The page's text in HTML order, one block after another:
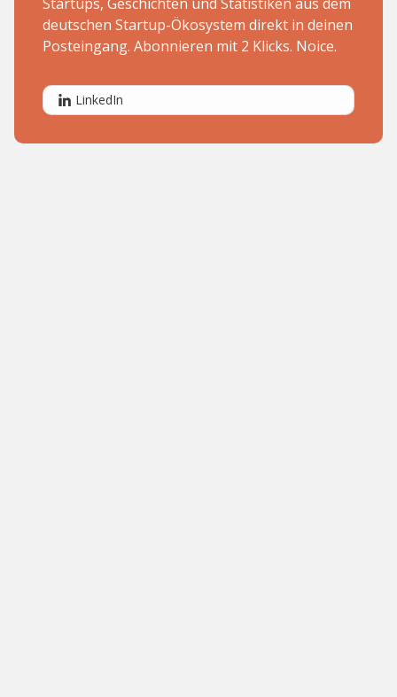
deutschen Startup-Ökosystem direkt in deinen
Posteingang. Abonnieren mit 2 Klicks. Noice.
LinkedIn